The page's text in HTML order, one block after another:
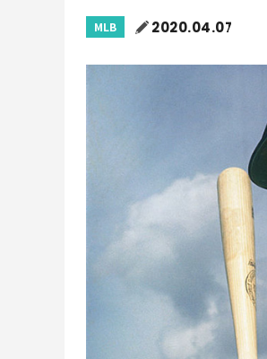
MLB 2020.04.07